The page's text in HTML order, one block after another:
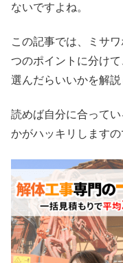
ないですよね。
この記事では、ミサ
つのポイントに分け
選んだらいいかを解説
読めば自分に合って
かがハッキリします